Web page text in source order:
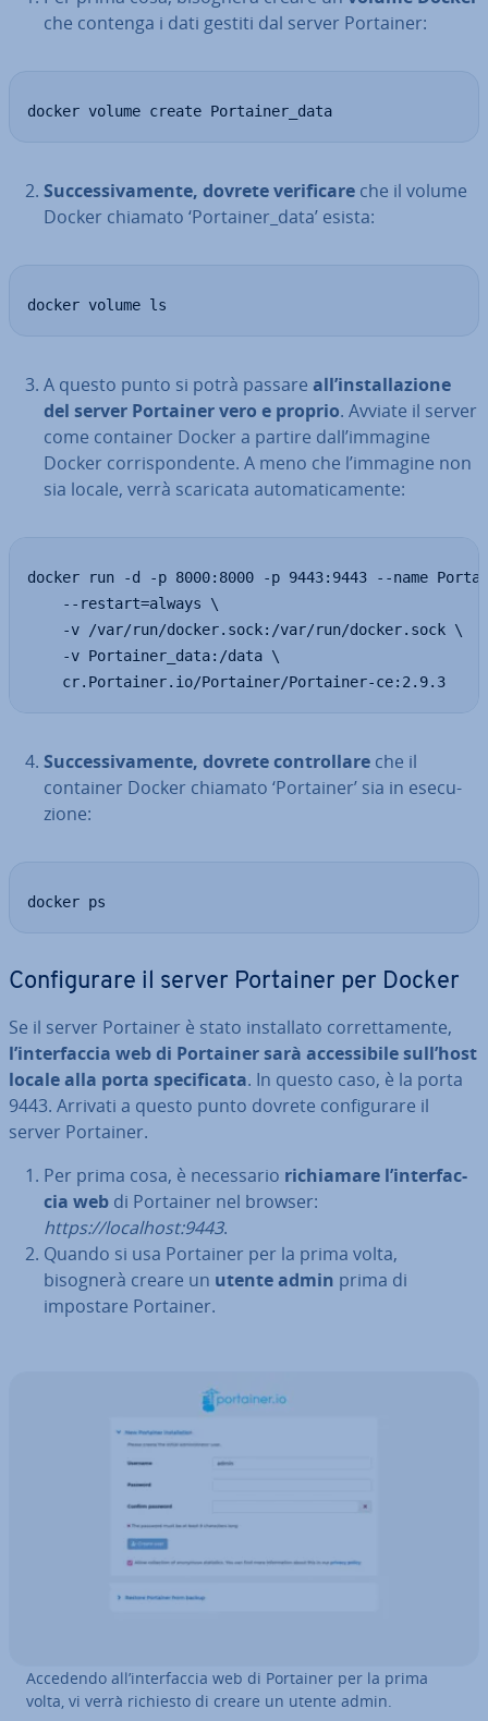
che contenga i dati gestiti dal server Portainer:
docker volume create Portainer_data
Suc­ces­si­va­men­te, dovrete ve­ri­fi­ca­re che il volume
Docker chiamato ‘Portainer_data’ esista:
docker volume ls
A questo punto si potrà passare all’in­stal­la­zio­ne
del server Portainer vero e proprio. Avviate il server
come container Docker a partire dall’immagine
Docker cor­ri­spon­den­te. A meno che l’immagine non
sia locale, verrà scaricata au­to­ma­ti­ca­men­te:
docker run -d -p 8000:8000 -p 9443:9443 --name
    --restart=always \
    -v /var/run/docker.sock:/var/run/docker.sock \
    -v Portainer_data:/data \
    cr.Portainer.io/Portainer/Portainer-ce:2.9.3
Suc­ces­si­va­men­te, dovrete con­trol­la­re che il
container Docker chiamato ‘Portainer’ sia in ese­cu­
zio­ne:
docker ps
Con­fi­gu­ra­re il server Portainer per Docker
Se il server Portainer è stato in­stal­la­to cor­ret­ta­men­te,
l’in­ter­fac­cia web di Portainer sarà ac­ces­si­bi­le sull’host
locale alla porta spe­ci­fi­ca­ta. In questo caso, è la porta
9443. Arrivati a questo punto dovrete con­fi­gu­ra­re il
server Portainer.
Per prima cosa, è ne­ces­sa­rio ri­chia­ma­re l’in­ter­fac­
cia web di Portainer nel browser:
https://localhost:9443.
Quando si usa Portainer per la prima volta,
bisognerà creare un utente admin prima di
impostare Portainer.
Accedendo all’in­ter­fac­cia web di Portainer per la prima
volta, vi verrà richiesto di creare un utente admin.